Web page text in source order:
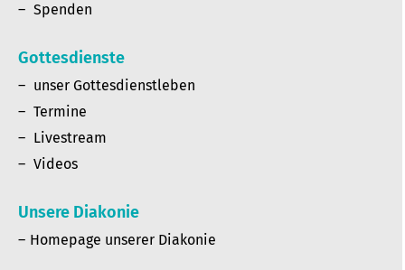
Spenden
Gottesdienste
unser Gottesdienstleben
Termine
Livestream
Videos
Unsere Diakonie
Homepage unserer Diakonie